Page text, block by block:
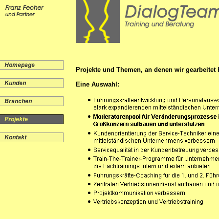
Projekte und Themen, an denen wir gearbeitet
Eine Auswahl: